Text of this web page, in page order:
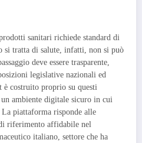
sanitari richiede standard di
si tratta di salute, infatti, non si può
deve essere trasparente,
legislative nazionali ed
costruito proprio su questi
ambiente digitale sicuro in cui
piattaforma risponde alle
riferimento affidabile nel
italiano, settore che ha